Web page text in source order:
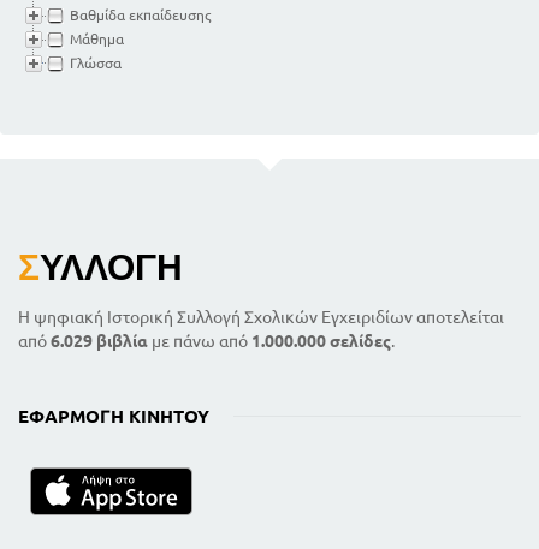
Βαθμίδα εκπαίδευσης
Μάθημα
Γλώσσα
ΣΥΛΛΟΓΉ
Η ψηφιακή Ιστορική Συλλογή Σχολικών Εγχειριδίων αποτελείται
από6.029 βιβλία με πάνω από 1.000.000 σελίδες.
ΕΦΑΡΜΟΓΉ ΚΙΝΗΤΟΎ